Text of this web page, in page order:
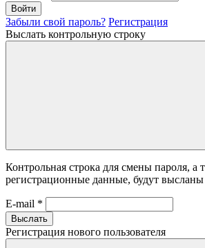
Войти
Забыли свой пароль? Регистрация
Выслать контрольную строку
Контрольная строка для смены пароля, а
регистрационные данные, будут
E-mail *
Выслать
Регистрация нового пользователя